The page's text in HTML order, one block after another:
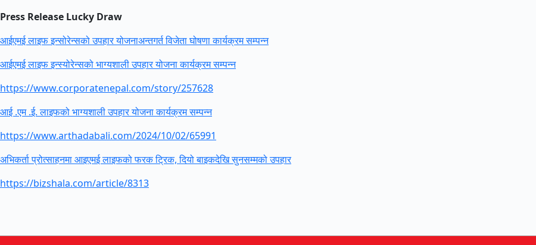
Press Release Lucky Draw
आईएमई लाइफ इन्सोरेन्सको उपहार योजनाअन्तगर्त विजेता घोषणा कार्यक्रम सम्पन्न
आईएमई लाइफ इन्स्योरेन्सको भाग्यशाली उपहार योजना कार्यक्रम सम्पन्न
https://www.corporatenepal.com/story/257628
आई .एम .ई. लाइफको भाग्यशाली उपहार योजना कार्यक्रम सम्पन्न
https://www.arthadabali.com/2024/10/02/65991
अभिकर्ता प्रोत्साहनमा आइएमई लाइफको फरक ट्रिक, दियो बाइकदेखि सुनसम्मको उपहार
https://bizshala.com/article/8313